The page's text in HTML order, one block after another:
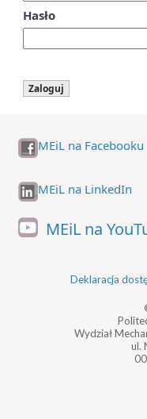
Hasło
MEiL na Facebooku
MEiL na LinkedIn
MEiL na
Deklaracja
Wydział
ul.